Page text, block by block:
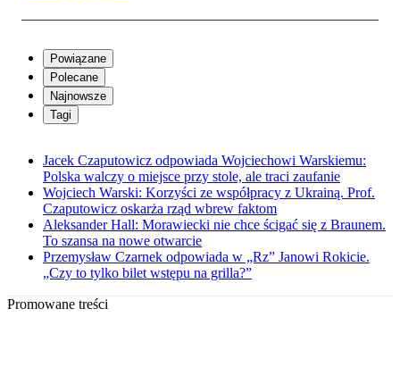
Powiązane
Polecane
Najnowsze
Tagi
Jacek Czaputowicz odpowiada Wojciechowi Warskiemu:
Polska walczy o miejsce przy stole, ale traci zaufanie
Wojciech Warski: Korzyści ze współpracy z Ukrainą. Prof.
Czaputowicz oskarża rząd wbrew faktom
Aleksander Hall: Morawiecki nie chce ścigać się z Braunem.
To szansa na nowe otwarcie
Przemysław Czarnek odpowiada w „Rz” Janowi Rokicie.
„Czy to tylko bilet wstępu na grilla?”
Promowane treści